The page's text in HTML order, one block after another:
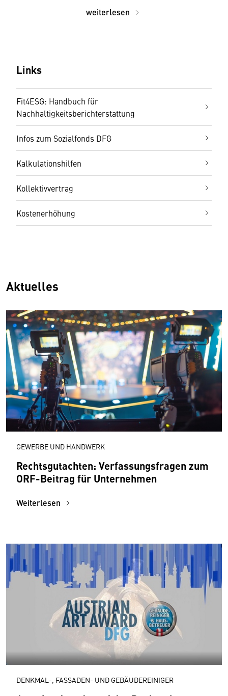
weiterlesen
Links
Fit4ESG: Handbuch für
Nachhaltigkeitsberichterstattung
Infos zum Sozialfonds DFG
Kalkulationshilfen
Kollektivvertrag
Kostenerhöhung
Aktuelles
GEWERBE UND HANDWERK
Rechtsgutachten: Verfassungsfragen zum
ORF-Beitrag für Unternehmen
Weiterlesen
DENKMAL-, FASSADEN- UND GEBÄUDEREINIGER